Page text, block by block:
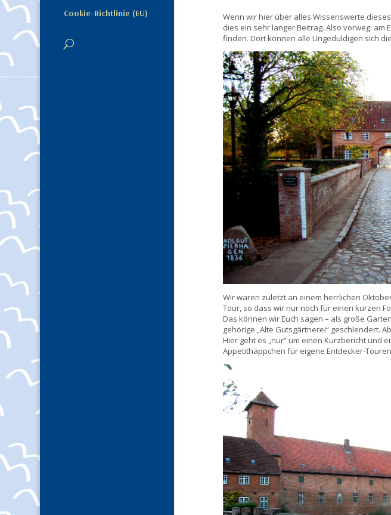
Cookie-Richtlinie (EU)
Wenn wir hier über alles Wissenswerte
dies ein sehr langer Beitrag. Also vorweg:
finden. Dort können alle Ungeduldigen sich
Wir waren zuletzt an einem herrlichen
Tour, so dass wir nur noch für einen kurzen
Das können wir Euch sagen – als große
gehörige „Alte Gutsgärtnerei“ geschlendert.
Hier geht es „nur“ um einen Kurzbericht und
Appetithäppchen für eigene Entdecker-